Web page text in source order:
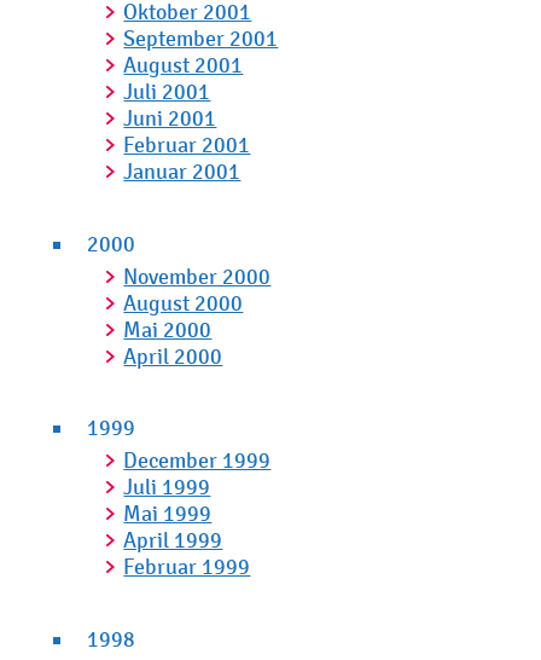
Oktober 2001
September 2001
August 2001
Juli 2001
Juni 2001
Februar 2001
Januar 2001
2000
November 2000
August 2000
Mai 2000
April 2000
1999
December 1999
Juli 1999
Mai 1999
April 1999
Februar 1999
1998